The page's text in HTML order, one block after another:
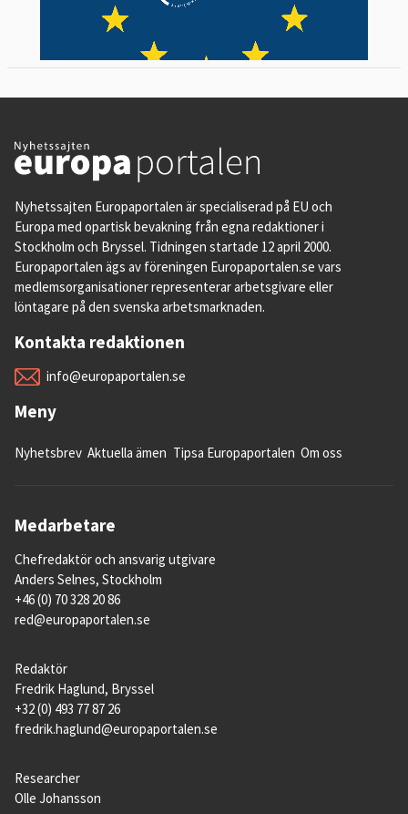
Nyhetssajten Europaportalen är specialiserad på EU och
Europa med opartisk bevakning från egna redaktioner i
Stockholm och Bryssel. Tidningen startade 12 april 2000.
Europaportalen ägs av föreningen Europaportalen.se vars
medlemsorganisationer representerar arbetsgivare eller
löntagare på den svenska arbetsmarknaden.
Kontakta redaktionen
info@europaportalen.se
Meny
Nyhetsbrev Aktuella ämen Tipsa Europaportalen Om oss
Medarbetare
Chefredaktör och ansvarig utgivare
Anders Selnes, Stockholm
+46 (0) 70 328 20 86
red@europaportalen.se
Redaktör
Fredrik Haglund, Bryssel
+32 (0) 493 77 87 26
fredrik.haglund@europaportalen.se
Researcher
Olle Johansson